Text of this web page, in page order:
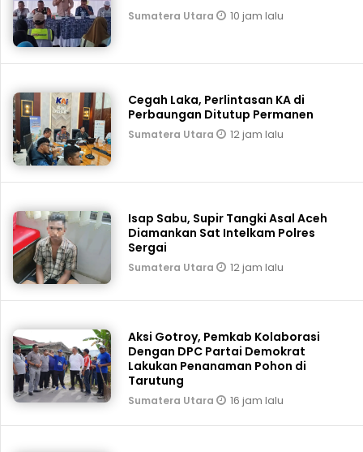
Sumatera Utara 10 jam lalu
Cegah Laka, Perlintasan KA di
Perbaungan Ditutup Permanen
Sumatera Utara 12 jam lalu
Isap Sabu, Supir Tangki Asal Aceh
Diamankan Sat Intelkam Polres
Sergai
Sumatera Utara 12 jam lalu
Aksi Gotroy, Pemkab ‎Kolaborasi
Dengan DPC Partai Demokrat
Lakukan Penanaman Pohon di
Tarutung
Sumatera Utara 16 jam lalu